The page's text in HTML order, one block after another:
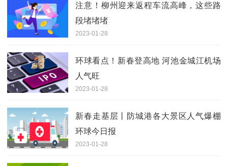
注意！柳州迎来返程车流高峰，这些路
段堵堵堵
2023-01-28
环球看点！新春登高地 河池金城江机场
人气旺
2023-01-28
新春走基层丨防城港各大景区人气爆棚
环球今日报
2023-01-28